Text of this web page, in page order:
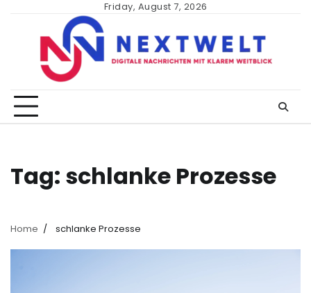
content
Friday, August 7, 2026
Tag: schlanke Prozesse
Home schlanke Prozesse